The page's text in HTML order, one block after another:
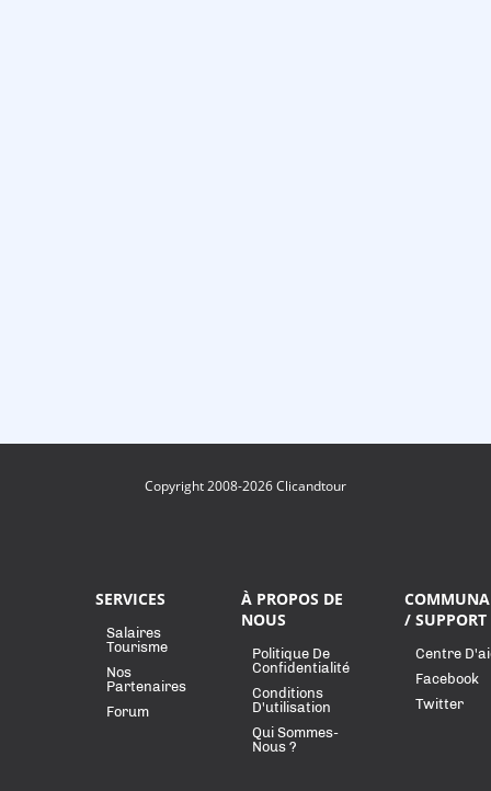
Copyright 2008-2026 Clicandtour
SERVICES
Salaires
Tourisme
Nos
Partenaires
Forum
À PROPOS DE
NOUS
Politique De
Confidentialité
Conditions
D'utilisation
Qui Sommes-
Nous ?
/ SUPPORT
Centre
Facebook
Twitter